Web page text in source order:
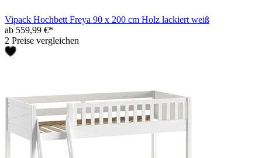
Vipack Hochbett Freya 90 x 200 cm Holz lackiert weiß
ab 559,99 €*
2 Preise vergleichen